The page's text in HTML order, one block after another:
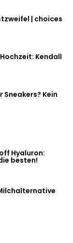
| choices
Kendall
Sneakers? Kein
Hyaluron:
besten!